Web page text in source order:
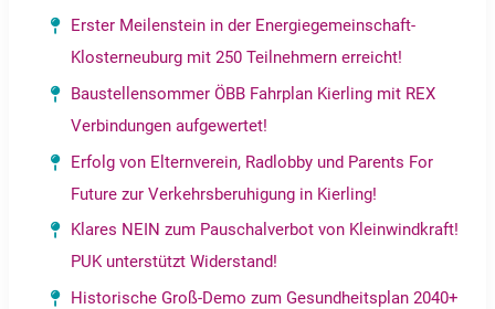
Erster Meilenstein in der Energiegemeinschaft-
Klosterneuburg mit 250 Teilnehmern erreicht!
Baustellensommer ÖBB Fahrplan Kierling mit REX
Verbindungen aufgewertet!
Erfolg von Elternverein, Radlobby und Parents For
Future zur Verkehrsberuhigung in Kierling!
Klares NEIN zum Pauschalverbot von Kleinwindkraft!
PUK unterstützt Widerstand!
Historische Groß-Demo zum Gesundheitsplan 2040+